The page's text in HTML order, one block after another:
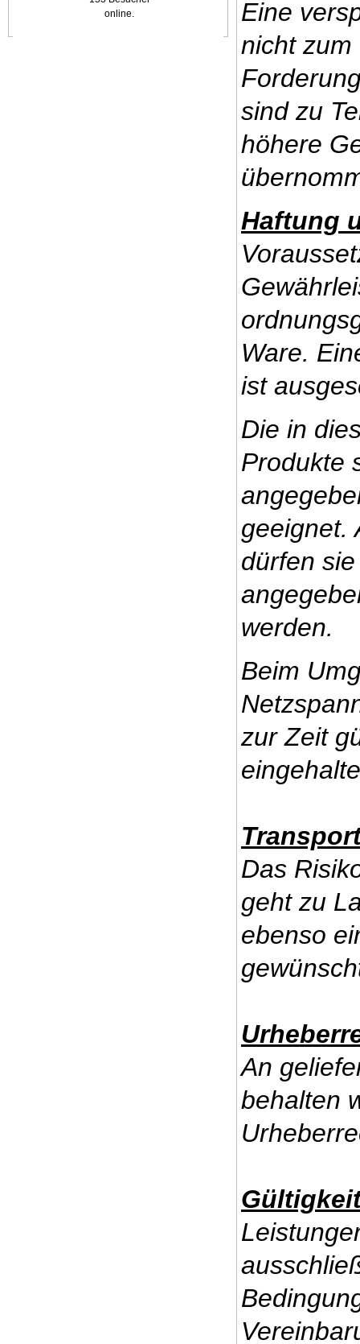
online.
Eine
nicht zum
sind zu
höhere
Haftung
Ware.
ist
Die in
Produkte
geeignet.
dürfen
werden.
Beim
zur Zeit
Das
geht zu
ebenso
An
behalten